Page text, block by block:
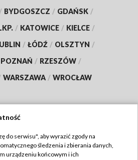
/ BYDGOSZCZ / GDAŃSK /
/ KATOWICE / KIELCE /
/ ŁÓDŹ / OLSZTYN /
POZNAŃ / RZESZÓW /
WARSZAWA / WROCŁAW
TVP
do serwisu", aby wyrazić zgody na
śledzenia i zbierania danych,
urządzeniu końcowym i ich